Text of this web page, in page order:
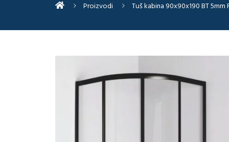
Proizvodi Tuš kabina 90x90x190 BT 5mm